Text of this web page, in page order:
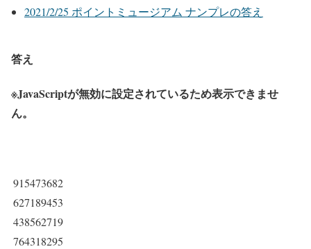
2021/2/25 ポイントミュージアム ナンプレの答え
答え
※JavaScriptが無効に設定されているため表示できませ
ん。
915473682
627189453
438562719
764318295